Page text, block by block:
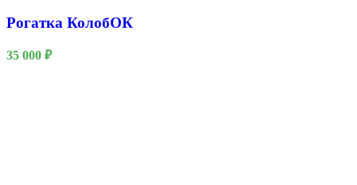
Рогатка КолобОК
35 000 ₽